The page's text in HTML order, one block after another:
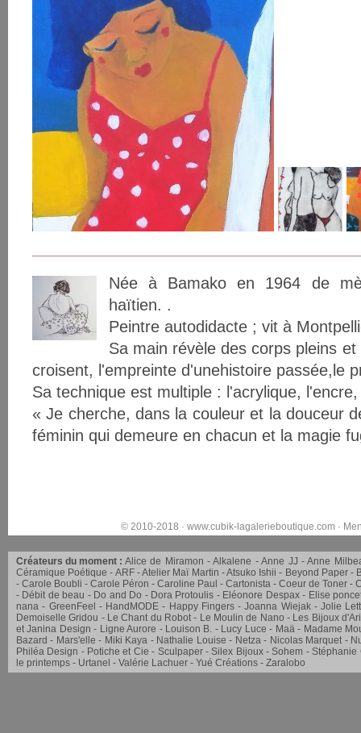
Née à Bamako en 1964 de
haïtien. .
Peintre autodidacte ; vit à
Sa main révèle des corps pleins
croisent, l'empreinte d'unehistoire passée,le
Sa technique est multiple : l'acrylique,
« Je cherche, dans la couleur et la douceur
féminin qui demeure en chacun et la magie
© 2010-2018 · www.cubik-lagalerieboutique.com·
Créateurs du moment : Alice de Miramon Alkalene Anne JJ
Anne
Céramique Poétique
ARF Atelier Maï Martin Atsuko Ishii Beyond Paper
Carole Boubli
Carole Péron Caroline Paul Cartonista Coeur de Toner
Débit de beau
Do and Do Dora Protoulis Eléonore Despax
Elise
nana
GreenFeel HandMODE Happy Fingers Joanna Wiejak
Jolie
Demoiselle Gridou
Le Chant du Robot Le Moulin de Nano
Les Bijoux d'Ari
et Janina Design
Ligne Aurore Louison B. Lucy Luce Maä
Madame
Bazard
Mars'elle Miki Kaya Nathalie Louise Netza Nicolas Marquet
Philéa Design
Potiche et Cie Sculpaper Silex Bijoux Sohem
Stéphanie
le printemps
Urtanel Valérie Lachuer Yué Créations Zaralobo